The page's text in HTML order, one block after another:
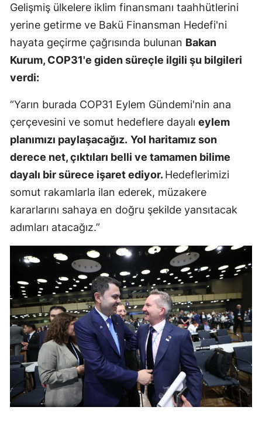
Kütahya
Malatya
Mardin
Muğla
Nevşehir
Ordu
Rize
Sakarya
Samsun
Siirt
Sinop
Sivas
Gelişmiş ülkelere iklim finansmanı taahhütlerini
yerine getirme ve Bakü Finansman Hedefi'ni
hayata geçirme çağrısında bulunan Bakan
Kurum, COP31'e giden süreçle ilgili şu bilgileri
verdi:
“Yarın burada COP31 Eylem Gündemi'nin ana
çerçevesini ve somut hedeflere dayalı eylem
planımızı paylaşacağız. Yol haritamız son
derece net, çıktıları belli ve tamamen bilime
dayalı bir sürece işaret ediyor.Hedeflerimizi
somut rakamlarla ilan ederek, müzakere
kararlarını sahaya en doğru şekilde yansıtacak
adımları atacağız.”